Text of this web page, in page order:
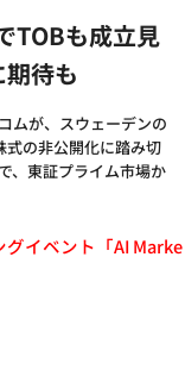
TOBも成立見
待も
ムが、スウェーデンの
式の非公開化に踏み切
、東証プライム市場か
イベント「AI Marke